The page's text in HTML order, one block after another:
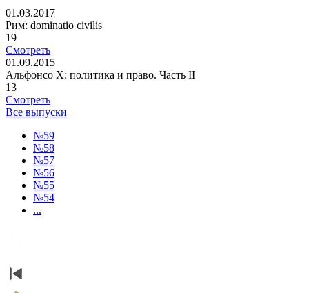
01.03.2017
Рим: dominatio civilis
19
Смотреть
01.09.2015
Альфонсо X: политика и право. Часть II
13
Смотреть
Все выпуски
№59
№58
№57
№56
№55
№54
...